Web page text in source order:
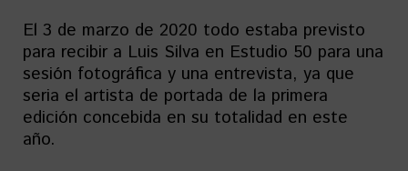
El 3 de marzo de 2020 todo estaba previsto
para recibir a Luis Silva en Estudio 50 para una
sesión fotográfica y una entrevista, ya que
seria el artista de portada de la primera
edición concebida en su totalidad en este
año.